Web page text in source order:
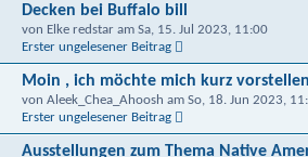
Decken bei Buffalo bill
von Elke redstar am Sa, 15. Jul 2023, 11:00
Erster ungelesener Beitrag
Moin , ich möchte mich kurz
von Aleek_Chea_Ahoosh am So, 18. Jun 2023,
Erster ungelesener Beitrag
Ausstellungen zum Thema Native